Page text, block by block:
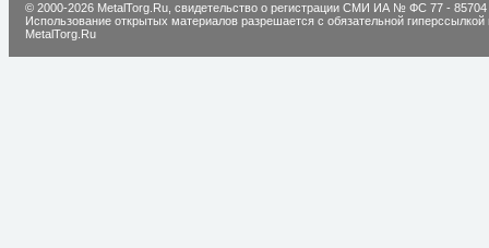
© 2000-2026 MetalTorg.Ru, cвидетельство о регистрации СМИ ИА № ФС 77 - 85704
Использование открытых материалов разрешается с обязательной гиперссылкой
MetalTorg.Ru